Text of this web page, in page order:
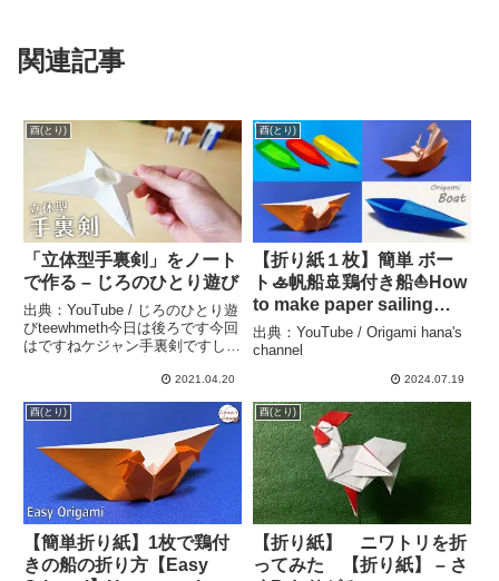
関連記事
酉(とり)
「立体型手裏剣」をノート
で作る – じろのひとり遊び
出典：YouTube / じろのひとり遊
びteewhmeth今日は後ろです今回
はですねケジャン手裏剣ですしか
ょっと立体的な手裏剣なんですよ
て会は jabra デッキこれでファイ
バージョンを作っていましたよこ
2021.04.20
酉(とり)
【折り紙１枚】簡単 ボー
ト🚣帆船🚢鶏付き船⛵How
to make paper sailing
ship#ボート##boat#船#보
트#競艇#ship#舟#ふね#折
り方#おりがみ#origami#
channel
出典：YouTube / Origami hana's
channel
2024.07.19
酉(とり)
【簡単折り紙】1枚で鶏付
きの船の折り方【Easy
酉(とり)
【折り紙】 ニワトリを折
ってみた 【折り紙】 – さ